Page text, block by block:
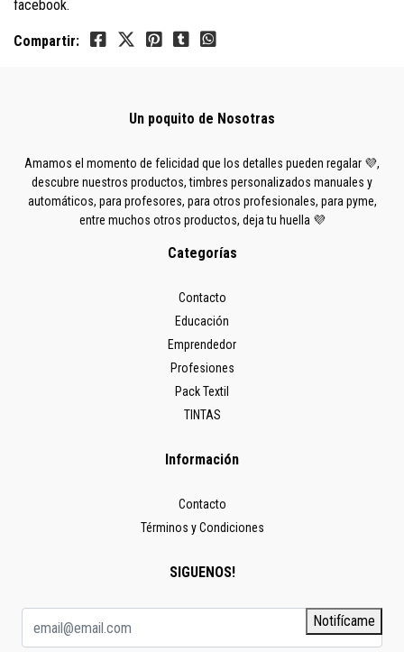
facebook.
Compartir:
Un poquito de Nosotras
Amamos el momento de felicidad que los detalles pueden regalar 💜,
descubre nuestros productos, timbres personalizados manuales y
automáticos, para profesores, para otros profesionales, para pyme,
entre muchos otros productos, deja tu huella 💜
Categorías
Contacto
Educación
Emprendedor
Profesiones
Pack Textil
TINTAS
Información
Contacto
Términos y Condiciones
SIGUENOS!
Notifícame